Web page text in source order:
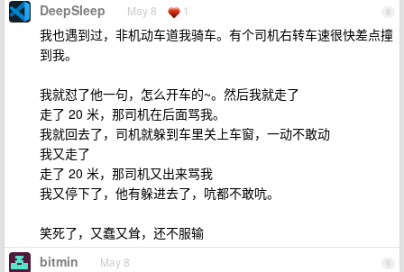
8
DeepSIeep May 8 1
我也遇到过，非机动车道我骑车。有个司机右转车速很快差点撞
到我。
我就怼了他一句，怎么开车的~。然后我就走了
走了 20 米，那司机在后面骂我。
我就回去了，司机就躲到车里关上车窗，一动不敢动
我又走了
走了 20 米，那司机又出来骂我
我又停下了，他有躲进去了，吭都不敢吭。
笑死了，又蠢又耸，还不服输
9
bitmin May 8